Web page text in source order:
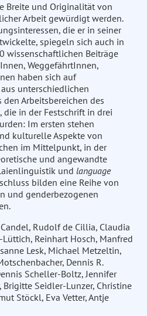
Breite und Originalität von
Arbeit gewürdigt werden.
die er in seiner
spiegeln sich auch in
wissenschaftlichen Beiträge
WeggefährtInnen,
haben sich auf
unterschiedlichen
Arbeitsbereichen des
die in der Festschrift in drei
Im ersten stehen
kulturelle Aspekte von
im Mittelpunkt, in der
und angewandte
und language
bilden eine Reihe von
und genderbezogenen
Rudolf de Cillia, Claudia
Lüttich, Reinhart Hosch, Manfred
Lesk, Michael Metzeltin,
Dennis R.
Scheller-Boltz, Jennifer
Brigitte Seidler-Lunzer, Christine
Stöckl, Eva Vetter, Antje